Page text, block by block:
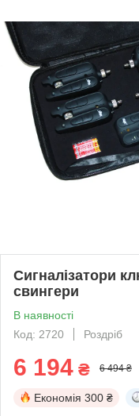
Сигналізатори
свингери
В наявності
Код: 2720
Роздріб
6 194 ₴ 6 494 ₴
Економія 300 ₴